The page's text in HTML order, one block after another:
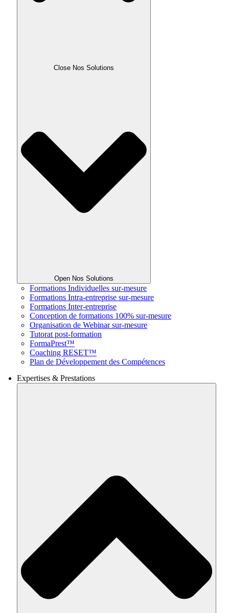
Close Nos Solutions
Open Nos Solutions
Formations Individuelles sur-mesure
Formations Intra-entreprise sur-mesure
Formations Inter-entreprise
Conception de formations 100% sur-mesure
Organisation de Webinar sur-mesure
Tutorat post-formation
FormaPrest™
Coaching RESET™
Plan de Développement des Compétences
Expertises & Prestations